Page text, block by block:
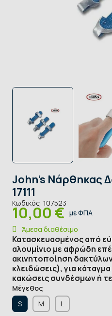
John's Νάρθηκας
17111
Κωδικός: 107523
10,00 € με ΦΠΑ
Άμεσα διαθέσιμο
Κατασκευασμένος από
αλουμίνιο με αφρώδη
ακινητοποίηση δακτύλων
κλειδώσεις), για
κακώσεις συνδέσμων ή
Μέγεθος
S
Μ L